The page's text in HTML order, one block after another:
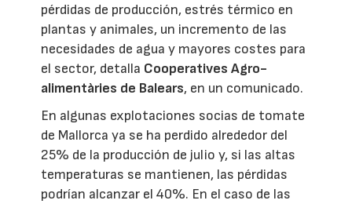
pérdidas de producción, estrés térmico en
plantas y animales, un incremento de las
necesidades de agua y mayores costes para
el sector, detalla Cooperatives Agro-
alimentàries de Balears, en un comunicado.
En algunas explotaciones socias de tomate
de Mallorca ya se ha perdido alrededor del
25% de la producción de julio y, si las altas
temperaturas se mantienen, las pérdidas
podrían alcanzar el 40%. En el caso de las